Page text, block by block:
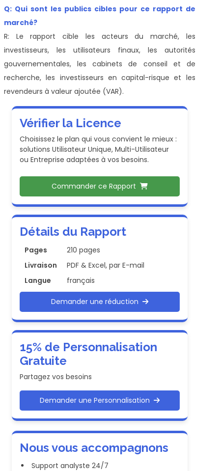
Q: Qui sont les publics cibles pour ce rapport de
marché?
R: Le rapport cible les acteurs du marché, les
investisseurs, les utilisateurs finaux, les autorités
gouvernementales, les cabinets de conseil et de
recherche, les investisseurs en capital-risque et les
revendeurs à valeur ajoutée (VAR).
Vérifier la Licence
Choisissez le plan qui vous convient le mieux :
solutions Utilisateur Unique, Multi-Utilisateur
ou Entreprise adaptées à vos besoins.
Commander ce Rapport
Détails du Rapport
Pages
210 pages
Livraison
PDF & Excel, par E-mail
Langue
français
Demander une réduction
15% de Personnalisation
Gratuite
Partagez vos besoins
Demander une Personnalisation
Nous vous accompagnons
Support analyste 24/7